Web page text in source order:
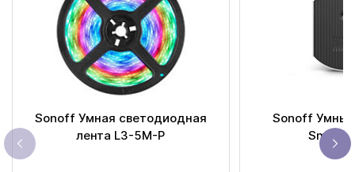
Sonoff Умная светодиодная
лента L3-5M-P
Sonoff
Smart